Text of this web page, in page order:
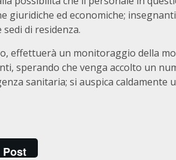
giuridiche ed economiche;
di residenza.
effettuerà un monitoraggio della
sperando che venga accolto un
sanitaria; si auspica caldamente
Post